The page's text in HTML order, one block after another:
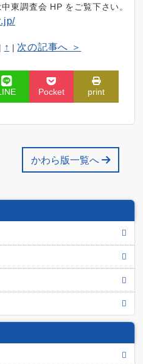
東調査会 HP をご覧下さい。
↑ 次の記事へ ＞
Pocket print
かわら版一覧へ